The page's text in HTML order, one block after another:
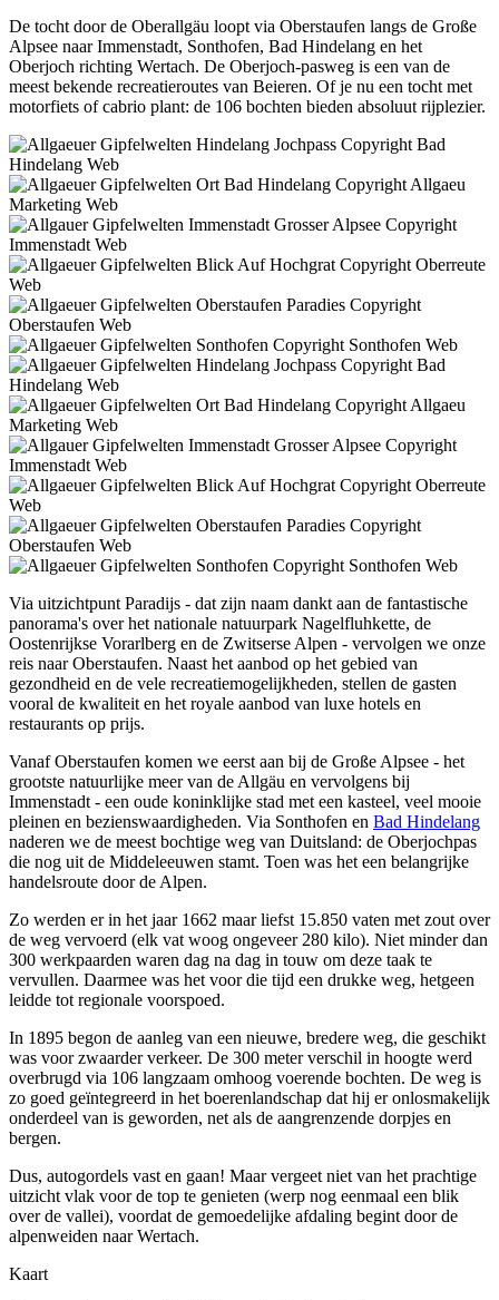
De tocht door de Oberallgäu loopt via Oberstaufen langs de Große
Alpsee naar Immenstadt, Sonthofen, Bad Hindelang en het
Oberjoch richting Wertach. De Oberjoch-pasweg is een van de
meest bekende recreatieroutes van Beieren. Of je nu een tocht met
motorfiets of cabrio plant: de 106 bochten bieden absoluut rijplezier.
Via uitzichtpunt Paradijs - dat zijn naam dankt aan de fantastische
panorama's over het nationale natuurpark Nagelfluhkette, de
Oostenrijkse Vorarlberg en de Zwitserse Alpen - vervolgen we onze
reis naar Oberstaufen. Naast het aanbod op het gebied van
gezondheid en de vele recreatiemogelijkheden, stellen de gasten
vooral de kwaliteit en het royale aanbod van luxe hotels en
restaurants op prijs.
Vanaf Oberstaufen komen we eerst aan bij de Große Alpsee - het
grootste natuurlijke meer van de Allgäu en vervolgens bij
Immenstadt - een oude koninklijke stad met een kasteel, veel mooie
pleinen en bezienswaardigheden. Via Sonthofen en Bad Hindelang
naderen we de meest bochtige weg van Duitsland: de Oberjochpas
die nog uit de Middeleeuwen stamt. Toen was het een belangrijke
handelsroute door de Alpen.
Zo werden er in het jaar 1662 maar liefst 15.850 vaten met zout over
de weg vervoerd (elk vat woog ongeveer 280 kilo). Niet minder dan
300 werkpaarden waren dag na dag in touw om deze taak te
vervullen. Daarmee was het voor die tijd een drukke weg, hetgeen
leidde tot regionale voorspoed.
In 1895 begon de aanleg van een nieuwe, bredere weg, die geschikt
was voor zwaarder verkeer. De 300 meter verschil in hoogte werd
overbrugd via 106 langzaam omhoog voerende bochten. De weg is
zo goed geïntegreerd in het boerenlandschap dat hij er onlosmakelijk
onderdeel van is geworden, net als de aangrenzende dorpjes en
bergen.
Dus, autogordels vast en gaan! Maar vergeet niet van het prachtige
uitzicht vlak voor de top te genieten (werp nog eenmaal een blik
over de vallei), voordat de gemoedelijke afdaling begint door de
alpenweiden naar Wertach.
Kaart